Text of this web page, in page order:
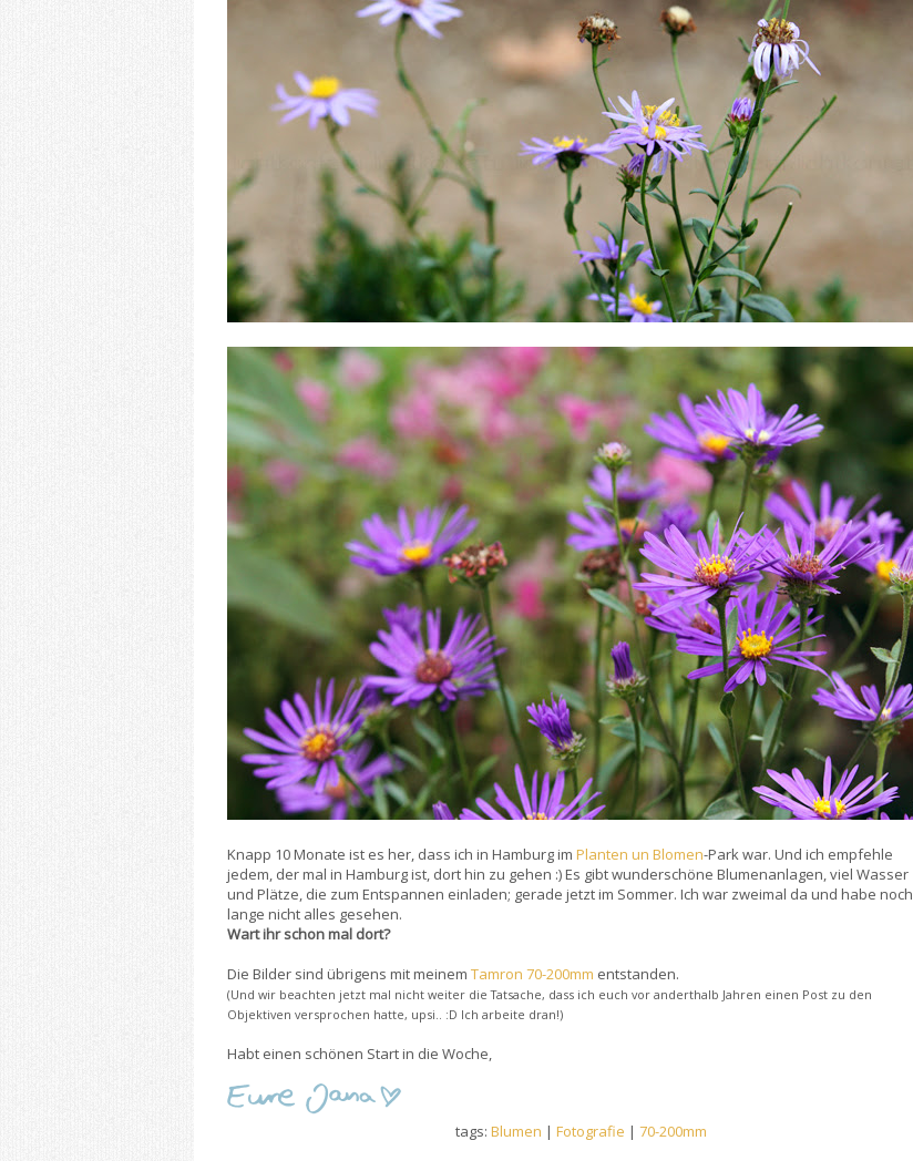
Knapp 10 Monate ist es her, dass ich in Hamburg im Planten un Blomen-Park war. Und ich empfehle
jedem, der mal in Hamburg ist, dort hin zu gehen :) Es gibt wunderschöne Blumenanlagen, viel Wasser
und Plätze, die zum Entspannen einladen; gerade jetzt im Sommer. Ich war zweimal da und habe noch
lange nicht alles gesehen.
Wart ihr schon mal dort?
Die Bilder sind übrigens mit meinem Tamron 70-200mm entstanden.
(Und wir beachten jetzt mal nicht weiter die Tatsache, dass ich euch vor anderthalb Jahren einen Post zu den
Objektiven versprochen hatte, upsi.. :D Ich arbeite dran!)
Habt einen schönen Start in die Woche,
tags: Blumen | Fotografie | 70-200mm